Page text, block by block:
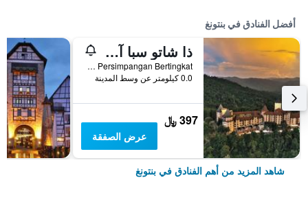
أفضل الفنادق في بنتونغ
ذا شاتو سبا آند ويلنيس ريزورت
Km 48 Persimpangan Bertingkat, بنتونغ, ماليزيا
0.0 كيلومتر عن وسط المدينة
397 ﷼
عرض الصفقة
شاهد المزيد من أهم الفنادق في بنتونغ